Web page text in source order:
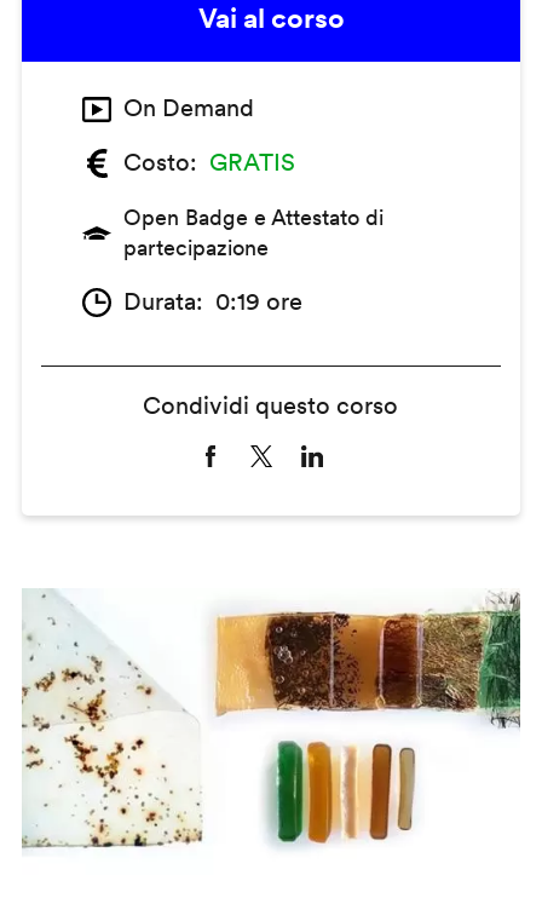
Vai al corso
On Demand
Costo
GRATIS
Open Badge e Attestato di
partecipazione
Durata 0:19 ore
Condividi questo corso